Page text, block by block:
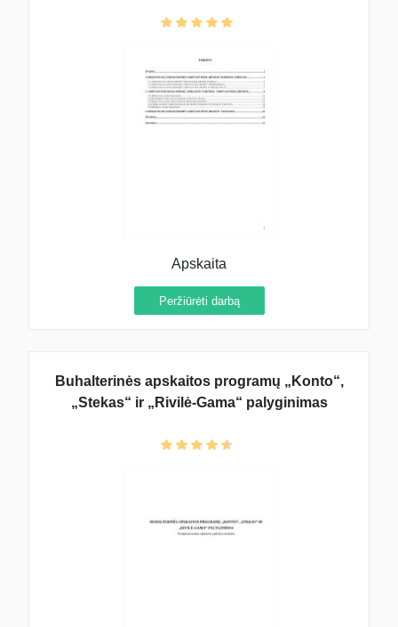
Apskaita
Peržiūrėti darbą
Buhalterinės apskaitos programų „Konto“,
„Stekas“ ir „Rivilė-Gama“ palyginimas